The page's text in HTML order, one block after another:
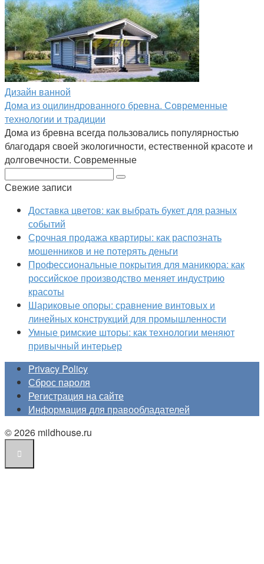
Дизайн ванной
Дома из оцилиндрованного бревна. Современные
технологии и традиции
Дома из бревна всегда пользовались популярностью
благодаря своей экологичности, естественной красоте и
долговечности. Современные
Поиск:
Свежие записи
Доставка цветов: как выбрать букет для разных
событий
Срочная продажа квартиры: как распознать
мошенников и не потерять деньги
Профессиональные покрытия для маникюра: как
российское производство меняет индустрию
красоты
Шариковые опоры: сравнение винтовых и
линейных конструкций для промышленности
Умные римские шторы: как технологии меняют
привычный интерьер
Privacy Policy
Сброс пароля
Регистрация на сайте
Информация для правообладателей
© 2026 mildhouse.ru